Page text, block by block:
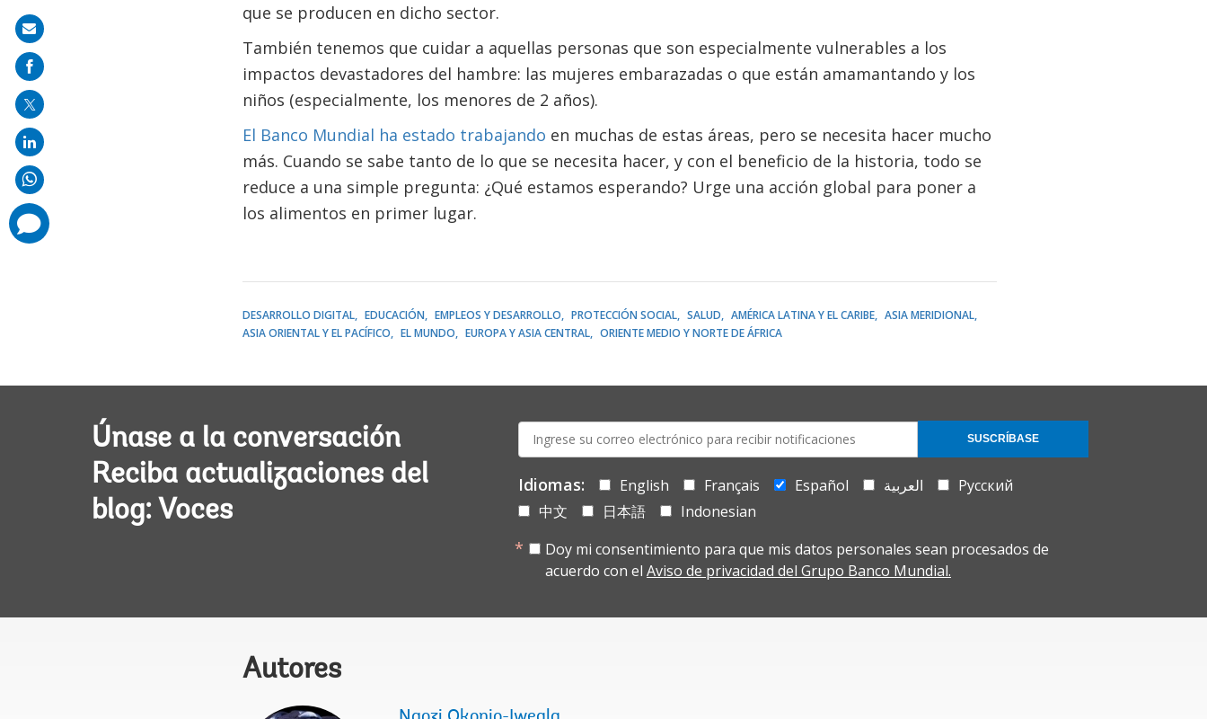
que se producen en dicho sector.
También tenemos que cuidar a aquellas personas que son especialmente vulnerables a los
impactos devastadores del hambre: las mujeres embarazadas o que están amamantando y los
niños (especialmente, los menores de 2 años).
El Banco Mundial ha estado trabajando en muchas de estas áreas, pero se necesita hacer mucho
más. Cuando se sabe tanto de lo que se necesita hacer, y con el beneficio de la historia, todo se
reduce a una simple pregunta: ¿Qué estamos esperando? Urge una acción global para poner a
los alimentos en primer lugar.
DESARROLLO DIGITAL EDUCACIÓN EMPLEOS Y DESARROLLO PROTECCIÓN SOCIAL SALUD AMÉRICA LATINA Y EL CARIBE
ASIA MERIDIONAL
ASIA ORIENTAL Y EL PACÍFICO
EL MUNDO EUROPA Y ASIA CENTRAL ORIENTE MEDIO Y NORTE DE ÁFRICA
Únase a la conversación
Reciba actualizaciones del
blog: Voces
E-
mail:
Idiomas: English Français Español العربية
Русский
中文
日本語
Indonesian
Doy mi consentimiento para que mis datos personales sean procesados de
acuerdo con el Aviso de privacidad del Grupo Banco Mundial.
SUSCRÍBASE
Autores
Share
on
mail
comments
added